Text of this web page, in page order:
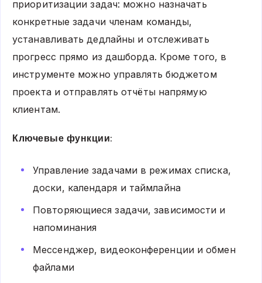
приоритизации задач: можно назначать
конкретные задачи членам команды,
устанавливать дедлайны и отслеживать
прогресс прямо из дашборда. Кроме того, в
инструменте можно управлять бюджетом
проекта и отправлять отчёты напрямую
клиентам.
Ключевые функции:
Управление задачами в режимах списка,
доски, календаря и таймлайна
Повторяющиеся задачи, зависимости и
напоминания
Мессенджер, видеоконференции и обмен
файлами